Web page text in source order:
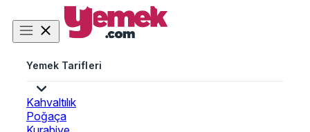
Yemek Tarifleri
Kahvaltılık
Poğaça